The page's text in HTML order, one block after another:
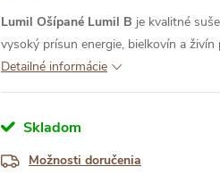
Lumil Ošípané Lumil B je kvalitné
vysoký prísun energie, bielkovín a
Detailné informácie
Skladom
Možnosti doručenia